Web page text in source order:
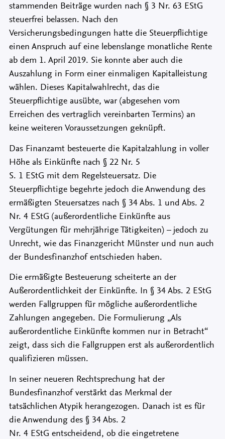
stammenden Beiträge wurden nach § 3 Nr. 63 EStG
steuerfrei belassen. Nach den
Versicherungsbedingungen hatte die Steuerpflichtige
einen Anspruch auf eine lebenslange monatliche Rente
ab dem 1. April 2019. Sie konnte aber auch die
Auszahlung in Form einer einmaligen Kapitalleistung
wählen. Dieses Kapitalwahlrecht, das die
Steuerpflichtige ausübte, war (abgesehen vom
Erreichen des vertraglich vereinbarten Termins) an
keine weiteren Voraussetzungen geknüpft.
Das Finanzamt besteuerte die Kapitalzahlung in voller
Höhe als Einkünfte nach § 22 Nr. 5
S. 1 EStG mit dem Regelsteuersatz. Die
Steuerpflichtige begehrte jedoch die Anwendung des
ermäßigten Steuersatzes nach § 34 Abs. 1 und Abs. 2
Nr. 4 EStG (außerordentliche Einkünfte aus
Vergütungen für mehrjährige Tätigkeiten) – jedoch zu
Unrecht, wie das Finanzgericht Münster und nun auch
der Bundesfinanzhof entschieden haben.
Die ermäßigte Besteuerung scheiterte an der
Außerordentlichkeit der Einkünfte. In § 34 Abs. 2 EStG
werden Fallgruppen für mögliche außerordentliche
Zahlungen angegeben. Die Formulierung „Als
außerordentliche Einkünfte kommen nur in Betracht“
zeigt, dass sich die Fallgruppen erst als außerordentlich
qualifizieren müssen.
In seiner neueren Rechtsprechung hat der
Bundesfinanzhof verstärkt das Merkmal der
tatsächlichen Atypik herangezogen. Danach ist es für
die Anwendung des § 34 Abs. 2
Nr. 4 EStG entscheidend, ob die eingetretene